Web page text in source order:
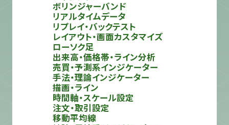
ボリンジャーバンド
リアルタイムデータ
リプレイ・バックテスト
レイアウト・画面カスタマイズ
ローソク足
出来高・価格帯・ライン分析
売買・予測系インジケーター
手法・理論インジケーター
描画・ライン
時間軸・スケール設定
注文・取引設定
移動平均線